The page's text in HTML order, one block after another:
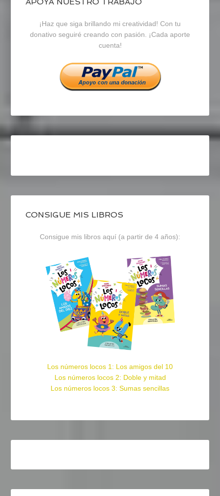
blogrecursosep
en
Facebook
recursosep
en
Twitter
recursosep
en
Instagram
APOYA NUESTRO TRABAJO
¡Haz que siga brillando mi creatividad! Con tu
donativo seguiré creando con pasión. ¡Cada aporte
cuenta!
CONSIGUE MIS LIBROS
Consigue mis libros aquí (a partir de 4 años):
Los números locos 1: Los amigos del 10
Los números locos 2: Doble y mitad
Los números locos 3: Sumas sencillas